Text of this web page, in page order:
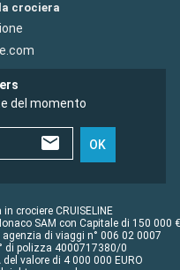
crociera
del momento
OK
crociere CRUISELINE
SAM con Capitale di 150 000 €
di viaggi n° 006 02 0007
di polizza 4000717380/0
valore di 4 000 000 EURO